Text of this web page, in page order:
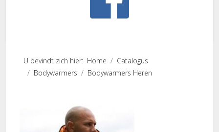
U bevindt zich hier: Home
Catalogus
Bodywarmers
Bodywarmers Heren